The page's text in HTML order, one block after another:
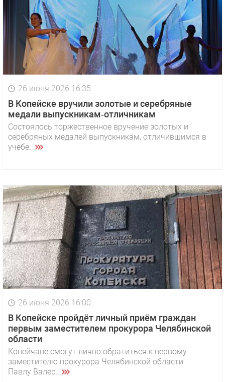
26 июня 2026 16:35
В Копейске вручили золотые и серебряные
медали выпускникам‑отличникам
Состоялось торжественное вручение золотых и
серебряных медалей выпускникам, отличившимся в
учёбе...
26 июня 2026 16:00
В Копейске пройдёт личный приём граждан
первым заместителем прокурора Челябинской
области
Копейчане смогут лично обратиться к первому
заместителю прокурора Челябинской области
Павлу Валер...